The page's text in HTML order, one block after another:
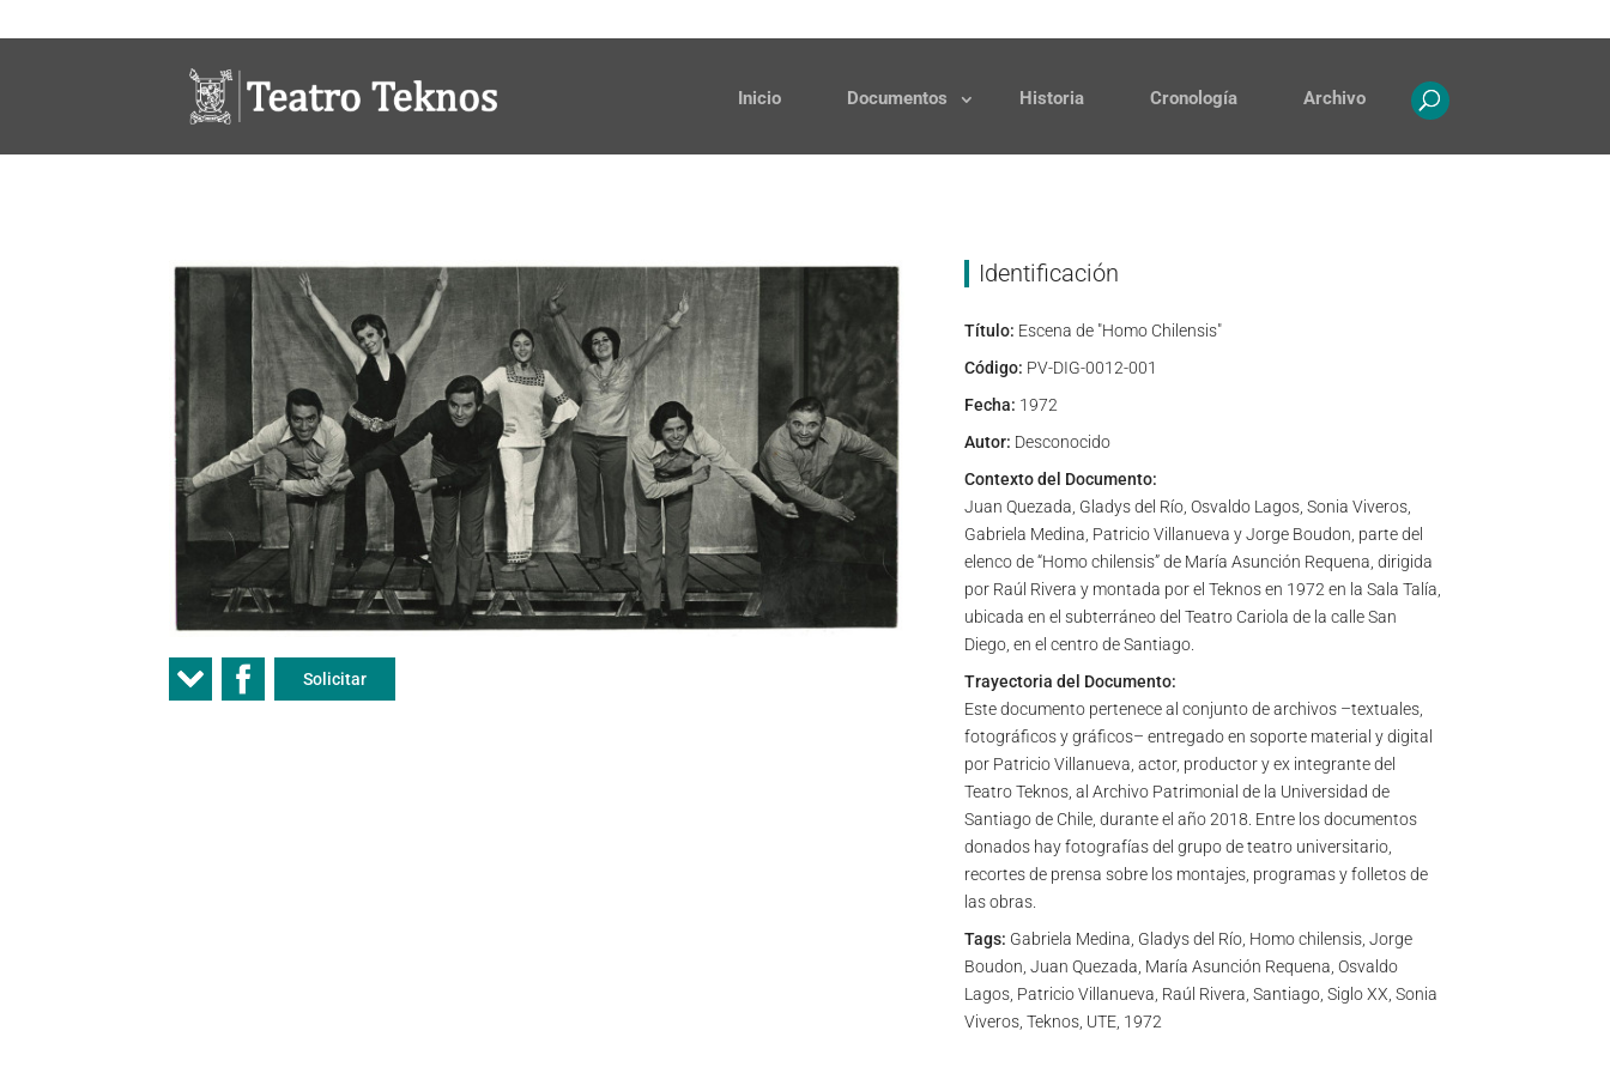
Inicio Documentos Historia Cronología Archivo
Solicitar
Identificación
Título: Escena de "Homo Chilensis"
Código: PV-DIG-0012-001
Fecha: 1972
Autor: Desconocido
Contexto del Documento:
Juan Quezada, Gladys del Río, Osvaldo Lagos, Sonia Viveros,
Gabriela Medina, Patricio Villanueva y Jorge Boudon, parte del
elenco de “Homo chilensis” de María Asunción Requena, dirigida
por Raúl Rivera y montada por el Teknos en 1972 en la Sala Talía,
ubicada en el subterráneo del Teatro Cariola de la calle San
Diego, en el centro de Santiago.
Trayectoria del Documento:
Este documento pertenece al conjunto de archivos –textuales,
fotográficos y gráficos– entregado en soporte material y digital
por Patricio Villanueva, actor, productor y ex integrante del
Teatro Teknos, al Archivo Patrimonial de la Universidad de
Santiago de Chile, durante el año 2018. Entre los documentos
donados hay fotografías del grupo de teatro universitario,
recortes de prensa sobre los montajes, programas y folletos de
las obras.
Tags: Gabriela Medina, Gladys del Río, Homo chilensis, Jorge
Boudon, Juan Quezada, María Asunción Requena, Osvaldo
Lagos, Patricio Villanueva, Raúl Rivera, Santiago, Siglo XX, Sonia
Viveros, Teknos, UTE, 1972